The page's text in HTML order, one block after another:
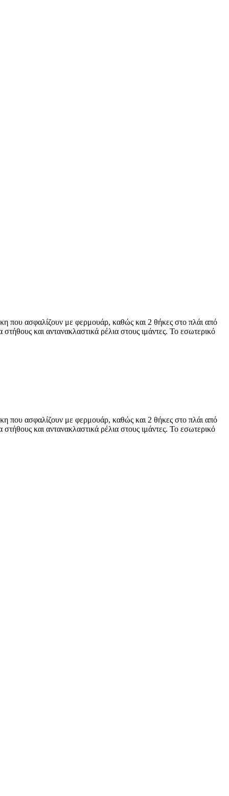
που ασφαλίζουν με φερμουάρ, καθώς και 2 θήκες στο πλάι από
στήθους και αντανακλαστικά ρέλια στους ιμάντες. Το εσωτερικό
που ασφαλίζουν με φερμουάρ, καθώς και 2 θήκες στο πλάι από
στήθους και αντανακλαστικά ρέλια στους ιμάντες. Το εσωτερικό